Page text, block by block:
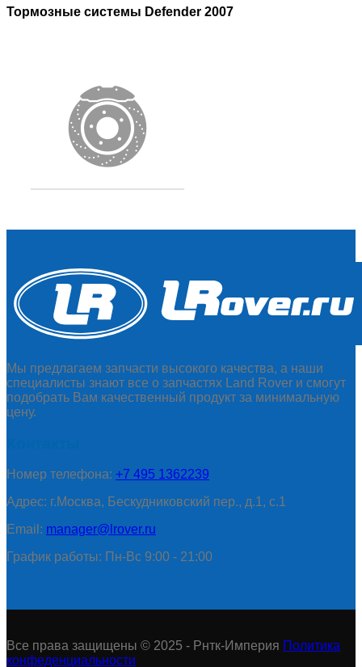
Тормозные системы Defender 2007
Мы предлагаем запчасти высокого качества, а наши
специалисты знают все о запчастях Land Rover и смогут
подобрать Вам качественный продукт за минимальную
цену.
Номер телефона: +7 495 1362239
Адрес: г.Москва, Бескудниковский пер., д.1, с.1
Email: manager@lrover.ru
График работы: Пн-Вс 9:00 - 21:00
Все права защищены © 2025 - Рнтк-Империя Политика
конфеденциальности